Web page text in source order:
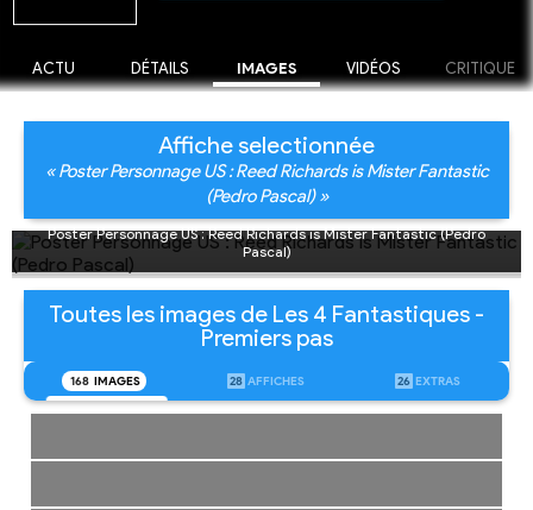
ACTU DÉTAILS IMAGES VIDÉOS CRITIQUE
Affiche selectionnée
« Poster Personnage US : Reed Richards is Mister Fantastic
(Pedro Pascal) »
Poster Personnage US : Reed Richards is Mister Fantastic (Pedro
Pascal)
Toutes les images de Les 4 Fantastiques -
Premiers pas
168 IMAGES 28 AFFICHES 26 EXTRAS